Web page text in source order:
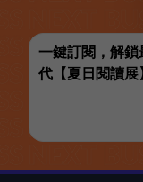
一鍵訂閱，解
代【夏日閱讀